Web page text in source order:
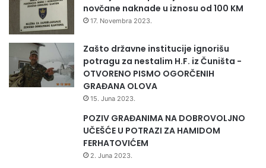
novčane naknade u iznosu od 100 KM
17. Novembra 2023.
Zašto državne institucije ignorišu
potragu za nestalim H.F. iz Čuništa -
OTVORENO PISMO OGORČENIH
GRAĐANA OLOVA
15. Juna 2023.
POZIV GRAĐANIMA NA DOBROVOLJNO
UČEŠĆE U POTRAZI ZA HAMIDOM
FERHATOVIĆEM
2. Juna 2023.